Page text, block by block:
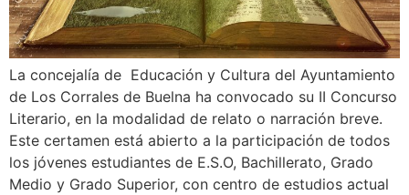
La concejalía de Educación y Cultura del Ayuntamiento
de Los Corrales de Buelna ha convocado su II Concurso
Literario, en la modalidad de relato o narración breve.
Este certamen está abierto a la participación de todos
los jóvenes estudiantes de E.S.O, Bachillerato, Grado
Medio y Grado Superior, con centro de estudios actual